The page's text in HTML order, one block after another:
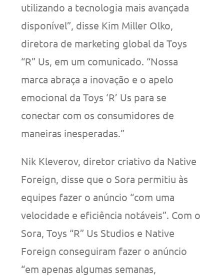
utilizando a tecnologia mais avançada
disponível”, disse Kim Miller Olko,
diretora de marketing global da Toys
“R” Us, em um comunicado. “Nossa
marca abraça a inovação e o apelo
emocional da Toys ‘R’ Us para se
conectar com os consumidores de
maneiras inesperadas.”
Nik Kleverov, diretor criativo da Native
Foreign, disse que o Sora permitiu às
equipes fazer o anúncio “com uma
velocidade e eficiência notáveis”. Com o
Sora, Toys “R” Us Studios e Native
Foreign conseguiram fazer o anúncio
“em apenas algumas semanas,